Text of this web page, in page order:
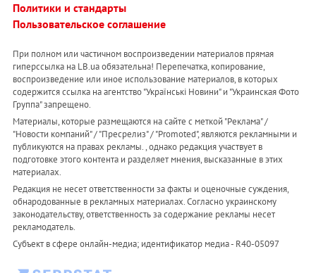
Политики и стандарты
Пользовательское соглашение
При полном или частичном воспроизведении материалов прямая
гиперссылка на LB.ua обязательна! Перепечатка, копирование,
воспроизведение или иное использование материалов, в которых
содержится ссылка на агентство "Українськi Новини" и "Украинская Фото
Группа" запрещено.
Материалы, которые размещаются на сайте с меткой "Реклама" /
"Новости компаний" / "Пресрелиз" / "Promoted", являются рекламными и
публикуются на правах рекламы. , однако редакция участвует в
подготовке этого контента и разделяет мнения, высказанные в этих
материалах.
Редакция не несет ответственности за факты и оценочные суждения,
обнародованные в рекламных материалах. Согласно украинскому
законодательству, ответственность за содержание рекламы несет
рекламодатель.
Субъект в сфере онлайн-медиа; идентификатор медиа - R40-05097